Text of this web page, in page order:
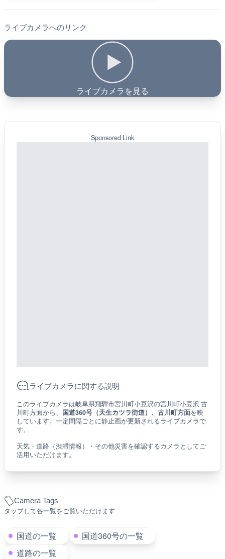
ライブカメラへのリンク
ライブカメラを見る
Camera Tags
タップして各一覧をご覧いただけます
国道の一覧
国道360号の一覧
道路の一覧
Sponsored Link
ライブカメラに関する説明
このライブカメラは岐阜県飛騨市宮川町小豆沢の宮川町小豆沢 古
川町方面から、 国道360号（天生カツラ街道）、古川町方面を映
しています。一定間隔ごとに静止画が更新されるライブカメラで
す。
天気・道路（渋滞情報）・その他災害を確認するカメラとしてご
活用いただけます。